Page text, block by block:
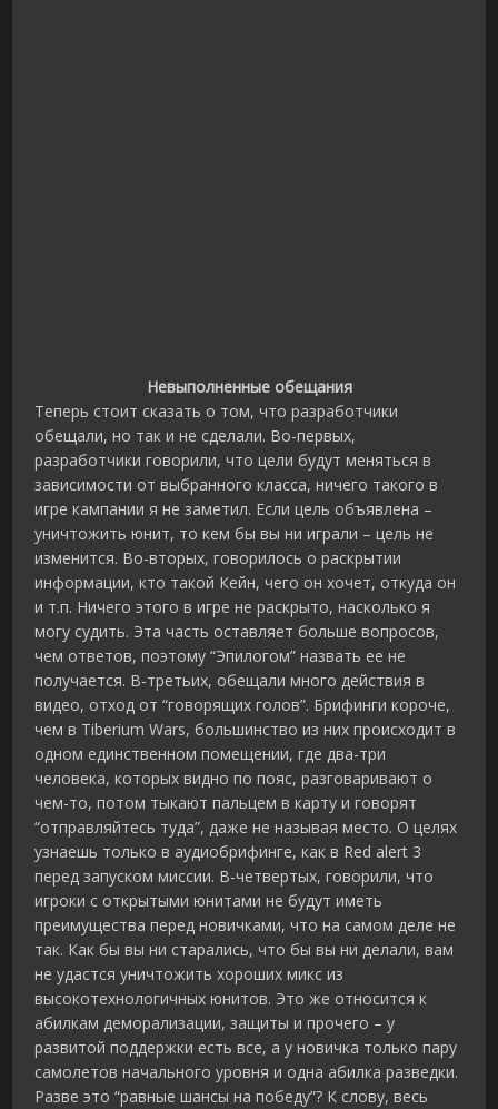
Невыполненные обещания
Теперь стоит сказать о том, что разработчики
обещали, но так и не сделали. Во-первых,
разработчики говорили, что цели будут меняться в
зависимости от выбранного класса, ничего такого в
игре кампании я не заметил. Если цель объявлена –
уничтожить юнит, то кем бы вы ни играли – цель не
изменится. Во-вторых, говорилось о раскрытии
информации, кто такой Кейн, чего он хочет, откуда он
и т.п. Ничего этого в игре не раскрыто, насколько я
могу судить. Эта часть оставляет больше вопросов,
чем ответов, поэтому “Эпилогом” назвать ее не
получается. В-третьих, обещали много действия в
видео, отход от “говорящих голов”. Брифинги короче,
чем в Tiberium Wars, большинство из них происходит в
одном единственном помещении, где два-три
человека, которых видно по пояс, разговаривают о
чем-то, потом тыкают пальцем в карту и говорят
“отправляйтесь туда”, даже не называя место. О целях
узнаешь только в аудиобрифинге, как в Red alert 3
перед запуском миссии. В-четвертых, говорили, что
игроки с открытыми юнитами не будут иметь
преимущества перед новичками, что на самом деле не
так. Как бы вы ни старались, что бы вы ни делали, вам
не удастся уничтожить хороших микс из
высокотехнологичных юнитов. Это же относится к
абилкам деморализации, защиты и прочего – у
развитой поддержки есть все, а у новичка только пару
самолетов начального уровня и одна абилка разведки.
Разве это “равные шансы на победу”? К слову, весь